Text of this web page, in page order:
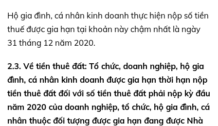
Hộ gia đình, cá nhân kinh doanh thực hiện nộp số tiền
thuế được gia hạn tại khoản này chậm nhất là ngày
31 tháng 12 năm 2020.
2.3. Về tiền thuê đất: Tổ chức, doanh nghiệp, hộ gia
đình, cá nhân kinh doanh được gia hạn thời hạn nộp
tiền thuê đất đối với số tiền thuê đất phải nộp kỳ đầu
năm 2020 của doanh nghiệp, tổ chức, hộ gia đình, cá
nhân thuộc đối tượng được gia hạn đang được Nhà